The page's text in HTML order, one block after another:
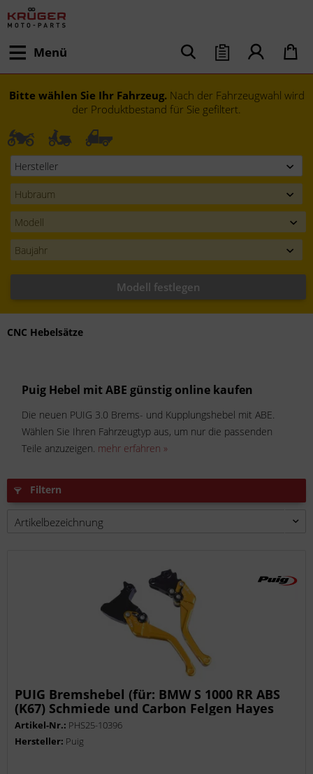
Menü
Bitte wählen Sie Ihr Fahrzeug. Nach der Fahrzeugwahl wird
der Produktbestand für Sie gefiltert.
Modell festlegen
CNC Hebelsätze
Puig Hebel mit ABE günstig online kaufen
Die neuen PUIG 3.0 Brems- und Kupplungshebel mit ABE.
Wählen Sie Ihren Fahrzeugtyp aus, um nur die passenden
Teile anzuzeigen. mehr erfahren »
Filtern
PUIG Bremshebel (für: BMW S 1000 RR ABS
(K67) Schmiede und Carbon Felgen Hayes
Bremszange K67 )
Artikel-Nr.: PHS25-10396
Hersteller: Puig